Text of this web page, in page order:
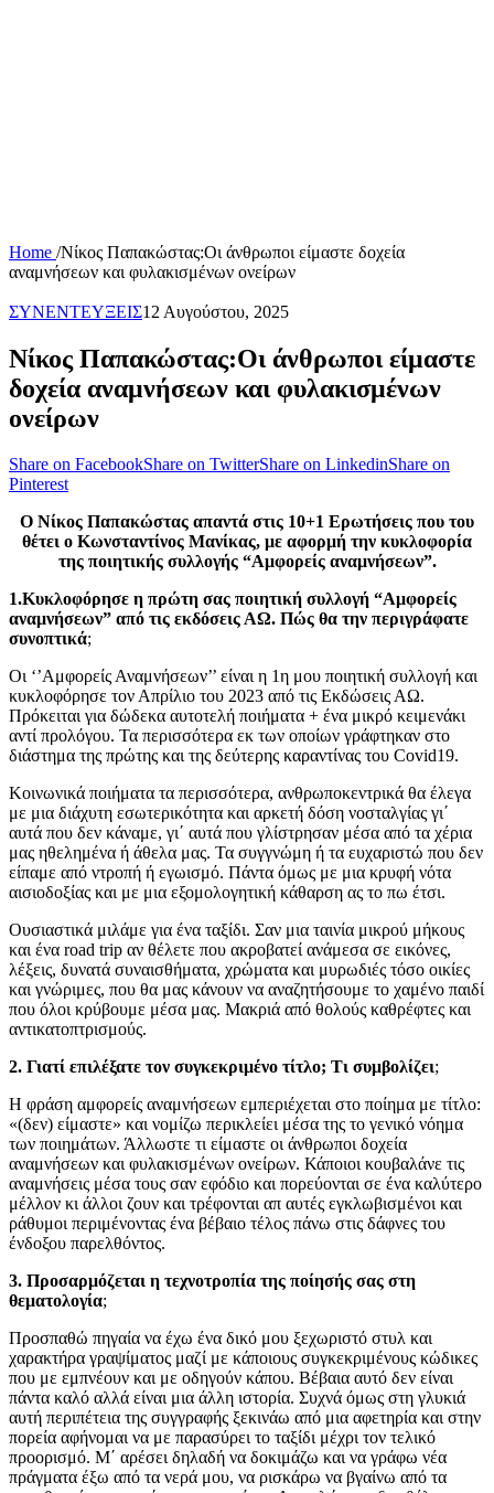
Home /Νίκος Παπακώστας:Οι άνθρωποι είμαστε δοχεία
αναμνήσεων και φυλακισμένων ονείρων
ΣΥΝΕΝΤΕΥΞΕΙΣ12 Αυγούστου, 2025
Νίκος Παπακώστας:Οι άνθρωποι είμαστε
δοχεία αναμνήσεων και φυλακισμένων
ονείρων
Share on FacebookShare on TwitterShare on LinkedinShare on
Pinterest
Ο Νίκος Παπακώστας απαντά στις 10+1 Ερωτήσεις που του
θέτει ο Κωνσταντίνος Μανίκας, με αφορμή την κυκλοφορία
της ποιητικής συλλογής “Αμφορείς αναμνήσεων”.
1.Κυκλοφόρησε η πρώτη σας ποιητική συλλογή “Αμφορείς
αναμνήσεων” από τις εκδόσεις ΑΩ. Πώς θα την περιγράφατε
συνοπτικά;
Οι ‘’Αμφορείς Αναμνήσεων’’ είναι η 1η μου ποιητική συλλογή και
κυκλοφόρησε τον Απρίλιο του 2023 από τις Εκδώσεις ΑΩ.
Πρόκειται για δώδεκα αυτοτελή ποιήματα + ένα μικρό κειμενάκι
αντί προλόγου. Τα περισσότερα εκ των οποίων γράφτηκαν στο
διάστημα της πρώτης και της δεύτερης καραντίνας του Covid19.
Κοινωνικά ποιήματα τα περισσότερα, ανθρωποκεντρικά θα έλεγα
με μια διάχυτη εσωτερικότητα και αρκετή δόση νοσταλγίας γι΄
αυτά που δεν κάναμε, γι΄ αυτά που γλίστρησαν μέσα από τα χέρια
μας ηθελημένα ή άθελα μας. Τα συγγνώμη ή τα ευχαριστώ που δεν
είπαμε από ντροπή ή εγωισμό. Πάντα όμως με μια κρυφή νότα
αισιοδοξίας και με μια εξομολογητική κάθαρση ας το πω έτσι.
Ουσιαστικά μιλάμε για ένα ταξίδι. Σαν μια ταινία μικρού μήκους
και ένα road trip αν θέλετε που ακροβατεί ανάμεσα σε εικόνες,
λέξεις, δυνατά συναισθήματα, χρώματα και μυρωδιές τόσο οικίες
και γνώριμες, που θα μας κάνουν να αναζητήσουμε το χαμένο παιδί
που όλοι κρύβουμε μέσα μας. Μακριά από θολούς καθρέφτες και
αντικατοπτρισμούς.
2. Γιατί επιλέξατε τον συγκεκριμένο τίτλο; Τι συμβολίζει;
Η φράση αμφορείς αναμνήσεων εμπεριέχεται στο ποίημα με τίτλο:
«(δεν) είμαστε» και νομίζω περικλείει μέσα της το γενικό νόημα
των ποιημάτων. Άλλωστε τι είμαστε οι άνθρωποι δοχεία
αναμνήσεων και φυλακισμένων ονείρων. Κάποιοι κουβαλάνε τις
αναμνήσεις μέσα τους σαν εφόδιο και πορεύονται σε ένα καλύτερο
μέλλον κι άλλοι ζουν και τρέφονται απ αυτές εγκλωβισμένοι και
ράθυμοι περιμένοντας ένα βέβαιο τέλος πάνω στις δάφνες του
ένδοξου παρελθόντος.
3. Προσαρμόζεται η τεχνοτροπία της ποίησής σας στη
θεματολογία;
Προσπαθώ πηγαία να έχω ένα δικό μου ξεχωριστό στυλ και
χαρακτήρα γραψίματος μαζί με κάποιους συγκεκριμένους κώδικες
που με εμπνέουν και με οδηγούν κάπου. Βέβαια αυτό δεν είναι
πάντα καλό αλλά είναι μια άλλη ιστορία. Συχνά όμως στη γλυκιά
αυτή περιπέτεια της συγγραφής ξεκινάω από μια αφετηρία και στην
πορεία αφήνομαι να με παρασύρει το ταξίδι μέχρι τον τελικό
προορισμό. Μ΄ αρέσει δηλαδή να δοκιμάζω και να γράφω νέα
πράγματα έξω από τα νερά μου, να ρισκάρω να βγαίνω από τα